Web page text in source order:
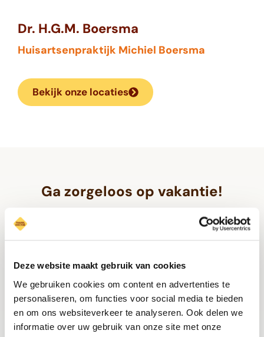
Deze website maakt gebruik van cookies
We gebruiken cookies om content en advertenties te
personaliseren, om functies voor social media te bieden
en om ons websiteverkeer te analyseren. Ook delen we
informatie over uw gebruik van onze site met onze
Dr. H.G.M. Boersma
Huisartsenpraktijk Michiel Boersma
Bekijk onze locaties
Ga zorgeloos op vakantie!
Onze ervaren specialisten zorgen ervoor dat je
persoonlijk advies en snelle service. Zo kun je
met een gerust hart genieten van je avonturen
tijdens je reis.